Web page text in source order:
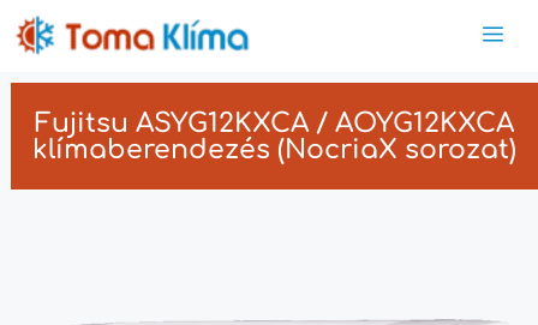
Fujitsu ASYG12KXCA / AOYG12KXCA
klímaberendezés (NocriaX sorozat)